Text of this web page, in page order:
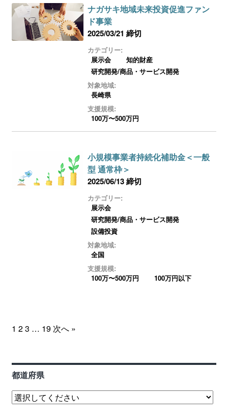
ナガサキ地域未来投資促進ファン
ド事業
2025/03/21 締切
カテゴリー:
展示会
知的財産
研究開発/商品・サービス開発
対象地域:
長崎県
支援規模:
100万〜500万円
小規模事業者持続化補助金＜一般
型 通常枠＞
2025/06/13 締切
カテゴリー:
展示会
研究開発/商品・サービス開発
設備投資
対象地域:
全国
支援規模:
100万〜500万円
100万円以下
1 23 … 19 次へ »
都道府県